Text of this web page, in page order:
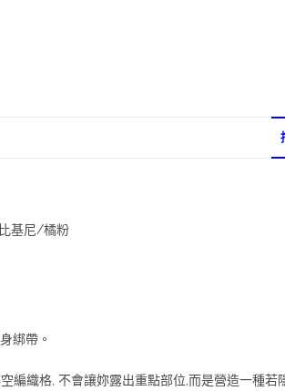
基尼/橘粉
綁帶。
編織格, 不會讓妳露出重點部位,而是營造一種